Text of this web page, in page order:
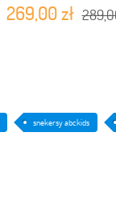
269,00 zł
snekersy abckids